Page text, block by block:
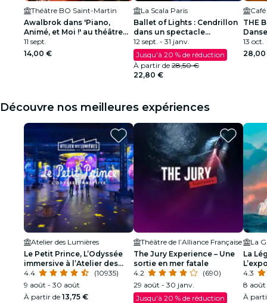
Théâtre BO Saint-Martin
Awalbrok dans 'Piano,
Animé, et Moi !' au théâtre
BO Saint-Martin
11 sept.
14,00 €
La Scala Paris
Ballet of Lights : Cendrillon
dans un spectacle
étincelant
12 sept. - 31 janv.
Jusqu'à 20 % de réduction
À partir de 28,50 €
22,80 €
THE
Danse
13 oct.
Découvre nos meilleures expériences
Atelier des Lumières
Le Petit Prince, L’Odyssée
immersive à l’Atelier des
Lumières
4.4
(10935)
9 août - 30 août
À partir de 13,75 €
Théâtre de l’Alliance Française
The Jury Experience – Une
sortie en mer fatale
4.2
(690)
29 août - 30 janv.
Jusqu'à 20 % de réduction
La
La
4.3
8 août
À